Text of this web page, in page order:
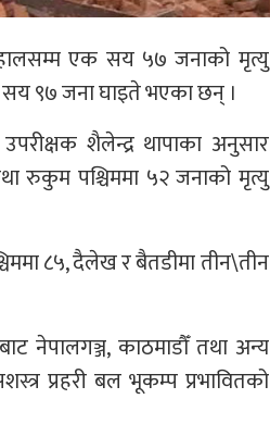
एक सय ५७ जनाको मृत्यु
९७ जना घाइते भएका छन् ।
शैलेन्द्र थापाका अनुसार
रुकुम पश्चिममा ५२ जनाको मृत्यु
८५, दैलेख र बैतडीमा तीन\तीन
नेपालगञ्ज, काठमाडौँ तथा अन्य
प्रहरी बल भूकम्प प्रभावितको